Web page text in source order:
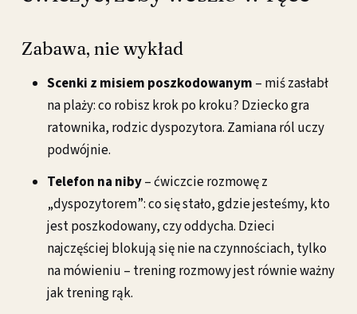
Zabawa, nie wykład
Scenki z misiem poszkodowanym – miś zasłabł
na plaży: co robisz krok po kroku? Dziecko gra
ratownika, rodzic dyspozytora. Zamiana ról uczy
podwójnie.
Telefon na niby– ćwiczcie rozmowę z
„dyspozytorem”: co się stało, gdzie jesteśmy, kto
jest poszkodowany, czy oddycha. Dzieci
najczęściej blokują się nie na czynnościach, tylko
na mówieniu – trening rozmowy jest równie ważny
jak trening rąk.